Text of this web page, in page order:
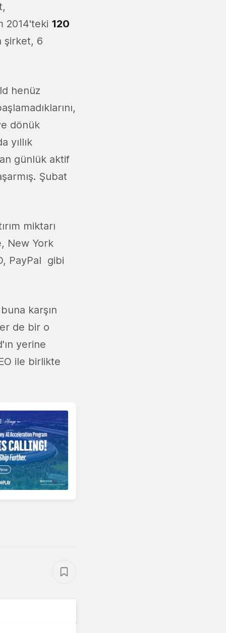
2014'teki 120
şirket, 6
henüz
dönük
yıllık
günlük aktif
Şubat
miktarı
New York
PayPal gibi
karşın
de bir o
yerine
ile birlikte